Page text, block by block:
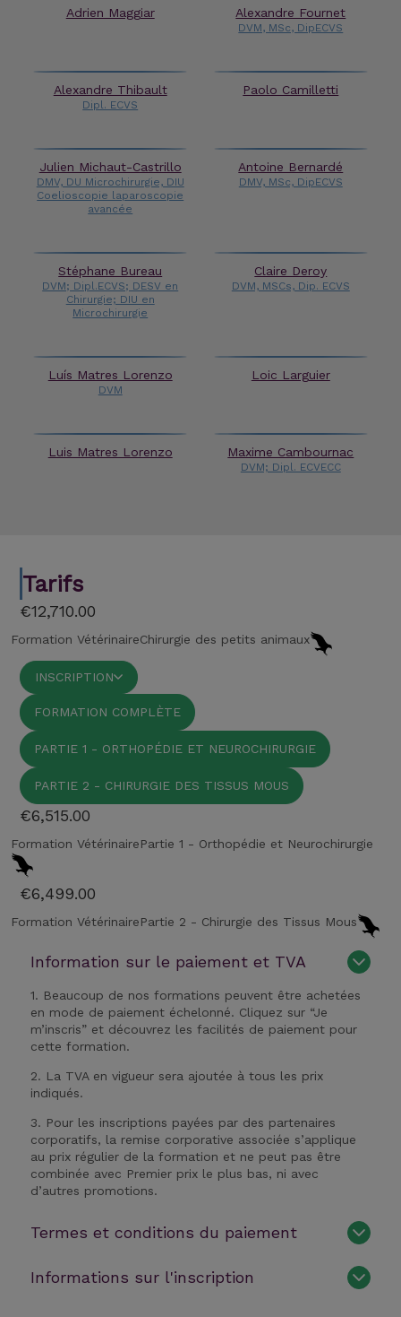
Adrien Maggiar Alexandre Fournet
DVM, MSc, DipECVS
Alexandre Thibault
Dipl. ECVS
Paolo Camilletti
Julien Michaut-Castrillo
DMV, DU Microchirurgie, DIU
Coelioscopie laparoscopie
avancée
Antoine Bernardé
DMV, MSc, DipECVS
Stéphane Bureau
DVM; Dipl.ECVS; DESV en
Chirurgie; DIU en
Microchirurgie
Claire Deroy
DVM, MSCs, Dip. ECVS
Luís Matres Lorenzo
DVM
Loic Larguier
Luis Matres Lorenzo Maxime Cambournac
DVM; Dipl. ECVECC
Tarifs
€12,710.00
Formation VétérinaireChirurgie des petits animaux
INSCRIPTION
FORMATION COMPLÈTE
PARTIE 1 - ORTHOPÉDIE ET NEUROCHIRURGIE
PARTIE 2 - CHIRURGIE DES TISSUS MOUS
€6,515.00
Formation VétérinairePartie 1 - Orthopédie et Neurochirurgie
€6,499.00
Formation VétérinairePartie 2 - Chirurgie des Tissus Mous
Information sur le paiement et TVA
1. Beaucoup de nos formations peuvent être achetées
en mode de paiement échelonné. Cliquez sur “Je
m’inscris” et découvrez les facilités de paiement pour
cette formation.
2. La TVA en vigueur sera ajoutée à tous les prix
indiqués.
3. Pour les inscriptions payées par des partenaires
corporatifs, la remise corporative associée s’applique
au prix régulier de la formation et ne peut pas être
combinée avec Premier prix le plus bas, ni avec
d’autres promotions.
Termes et conditions du paiement
Informations sur l'inscription